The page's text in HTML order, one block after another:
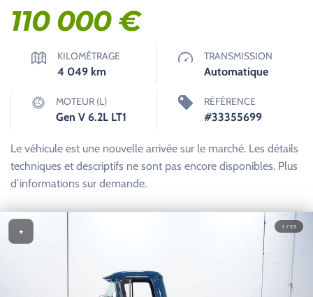
110 000€
KILOMÉTRAGE
4 049 km
TRANSMISSION
Automatique
MOTEUR (L)
Gen V 6.2L LT1
RÉFÉRENCE
#33355699
Le véhicule est une nouvelle arrivée sur le marché. Les détails
techniques et descriptifs ne sont pas encore disponibles. Plus
d’informations sur demande.
1 / 59
+